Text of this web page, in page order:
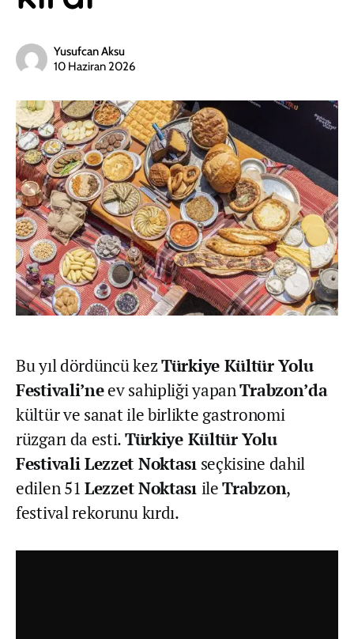
Yusufcan Aksu
10 Haziran 2026
Bu yıl dördüncü kezTürkiye Kültür Yolu
Festivali’neev sahipliği yapanTrabzon’da
kültür ve sanat ile birlikte gastronomi
rüzgarı da esti.Türkiye Kültür Yolu
Festivali Lezzet Noktasıseçkisine dahil
edilen 51 Lezzet Noktası ileTrabzon,
festival rekorunu kırdı.